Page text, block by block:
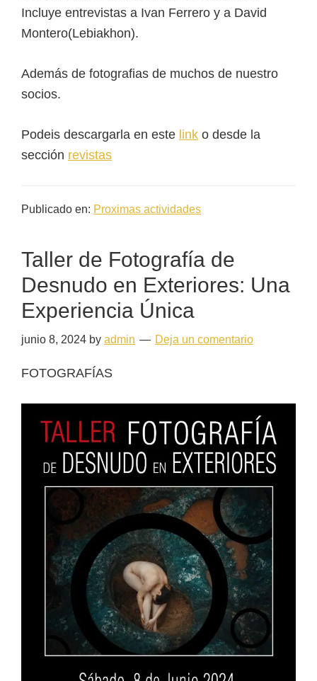
Incluye entrevistas a Ivan Ferrero y a David
Montero(Lebiakhon).
Además de fotografias de muchos de nuestro
socios.
Podeis descargarla en este link o desde la
sección revistas
Publicado en: Proximas actividades
Taller de Fotografía de
Desnudo en Exteriores: Una
Experiencia Única
junio 8, 2024 by admin Deja un comentario
FOTOGRAFÍAS